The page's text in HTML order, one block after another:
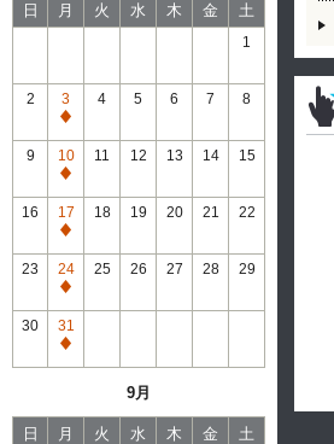
日 月 火 水 木 金 土
1
2
3
通
常
休
館
4 5 6 7 8
9
10
通
常
休
館
11 12 13 14 15
16
17
通
常
休
館
18 19 20 21 22
23
24
通
常
休
館
25 26 27 28 29
30
31
通
館
9月
日 月 火 水 木 金 土